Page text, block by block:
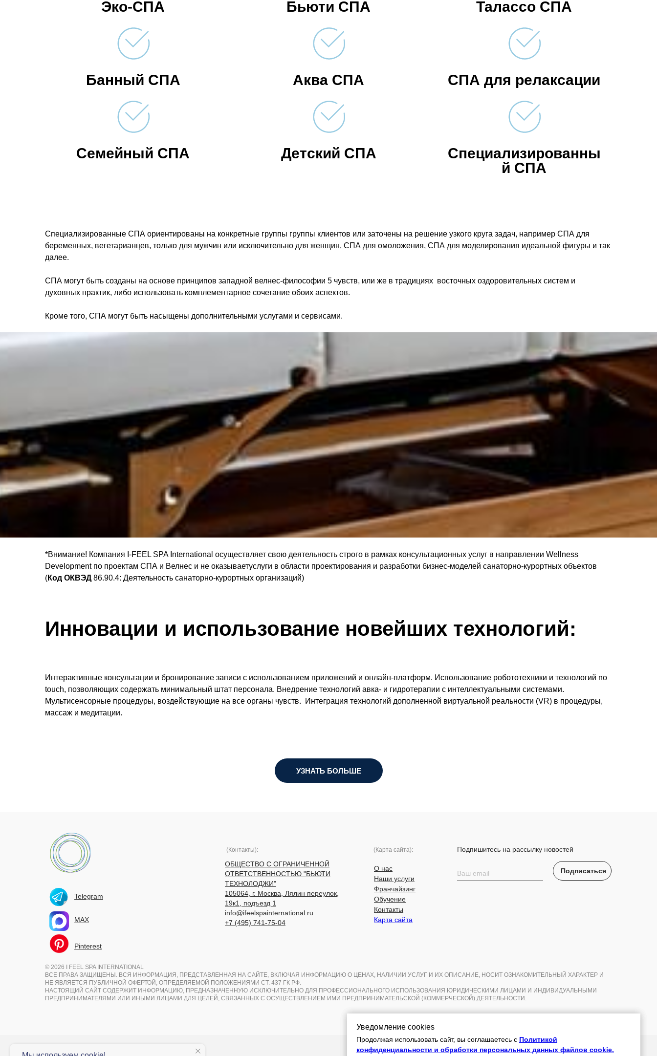
Уведомление cookies
Продолжая использовать сайт, вы соглашаетесь с Политикой
конфиденциальности и обработки персональных данных файлов cookie.
Эко-СПА Бьюти СПА Талассо СПА
Банный СПА Аква СПА СПА для релаксации
Семейный СПА Детский СПА
Специализированны
й СПА
Специализированные СПА ориентированы на конкретные группы группы клиентов или заточены на решение узкого круга задач, например СПА для
беременных, вегетарианцев, только для мужчин или исключительно для женщин, СПА для омоложения, СПА для моделирования идеальной фигуры и так
далее.
СПА могут быть созданы на основе принципов западной велнес-философии 5 чувств, или же в традициях восточных оздоровительных систем и
духовных практик, либо использовать комплементарное сочетание обоих аспектов.
Кроме того, СПА могут быть насыщены дополнительными услугами и сервисами.
*Внимание! Компания I-FEEL SPA International осуществляет свою деятельность строго в рамках консультационных услуг в направлении Wellness
Development по проектам СПА и Велнес и не оказываетуслуги в области проектирования и разработки бизнес-моделей санаторно-курортных объектов
(Код ОКВЭД86.90.4: Деятельность санаторно-курортных организаций)
Инновации и использование новейших технологий:
Интерактивные консультации и бронирование записи с использованием приложений и онлайн-платформ. Использование робототехники и технологий no
touch, позволяющих содержать минимальный штат персонала. Внедрение технологий авка- и гидротерапии с интеллектуальными системами.
Мультисенсорные процедуры, воздействующие на все органы чувств. Интеграция технологий дополненной виртуальной реальности (VR) в процедуры,
массаж и медитации.
УЗНАТЬ БОЛЬШЕ
Уведомление cookies
Продолжая использовать сайт, вы соглашаетесь с Политикой
конфиденциальности и обработки персональных данных файлов cookie.
Подпишитесь на рассылку новостей
Telegram
MAX
Pinterest
© 2026 I FEEL SPA INTERNATIONAL
ВСЕ ПРАВА ЗАЩИЩЕНЫ. ВСЯ ИНФОРМАЦИЯ, ПРЕДСТАВЛЕННАЯ НА САЙТЕ, ВКЛЮЧАЯ ИНФОРМАЦИЮ О ЦЕНАХ, НАЛИЧИИ УСЛУГ И ИХ ОПИСАНИЕ, НОСИТ ОЗНАКОМИТЕЛЬНЫЙ ХАРАКТЕР И
НЕ ЯВЛЯЕТСЯ ПУБЛИЧНОЙ ОФЕРТОЙ, ОПРЕДЕЛЯЕМОЙ ПОЛОЖЕНИЯМИ СТ. 437 ГК РФ.
НАСТОЯЩИЙ САЙТ СОДЕРЖИТ ИНФОРМАЦИЮ, ПРЕДНАЗНАЧЕННУЮ ИСКЛЮЧИТЕЛЬНО ДЛЯ ПРОФЕССИОНАЛЬНОГО ИСПОЛЬЗОВАНИЯ ЮРИДИЧЕСКИМИ ЛИЦАМИ И ИНДИВИДУАЛЬНЫМИ
ПРЕДПРИНИМАТЕЛЯМИ ИЛИ ИНЫМИ ЛИЦАМИ ДЛЯ ЦЕЛЕЙ, СВЯЗАННЫХ С ОСУЩЕСТВЛЕНИЕМ ИМИ ПРЕДПРИНИМАТЕЛЬСКОЙ (КОММЕРЧЕСКОЙ) ДЕЯТЕЛЬНОСТИ.
(Контакты):
ОБЩЕСТВО С ОГРАНИЧЕННОЙ
ОТВЕТСТВЕННОСТЬЮ "БЬЮТИ
ТЕХНОЛОДЖИ"
105064, г. Москва, Лялин переулок,
19к1, подъезд 1
info@ifeelspainternational.ru
+7 (495) 741-75-04
(Карта сайта):
О нас
Наши услуги
Франчайзинг
Обучение
Контакты
Карта сайта
Подписаться
Уведомление cookies
Продолжая использовать сайт, вы соглашаетесь с Политикой
конфиденциальности и обработки персональных данных файлов cookie.